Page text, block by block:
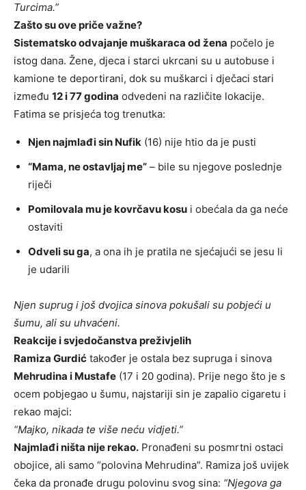
Turcima.”
Zašto su ove priče važne?
Sistematsko odvajanje muškaraca od žena počelo je
istog dana. Žene, djeca i starci ukrcani su u autobuse i
kamione te deportirani, dok su muškarci i dječaci stari
između 12 i 77 godina odvedeni na različite lokacije.
Fatima se prisjeća tog trenutka:
Njen najmlađi sin Nufik (16) nije htio da je pusti
“Mama, ne ostavljaj me” – bile su njegove poslednje
riječi
Pomilovala mu je kovrčavu kosu i obećala da ga neće
ostaviti
Odveli su ga, a ona ih je pratila ne sjećajući se jesu li
je udarili
Njen suprug i još dvojica sinova pokušali su pobjeći u
šumu, ali su uhvaćeni.
Reakcije i svjedočanstva preživjelih
Ramiza Gurdić također je ostala bez supruga i sinova
Mehrudina i Mustafe (17 i 20 godina). Prije nego što je s
ocem pobjegao u šumu, najstariji sin je zapalio cigaretu i
rekao majci:
“Majko, nikada te više neću vidjeti.”
Najmlađi ništa nije rekao. Pronađeni su posmrtni ostaci
obojice, ali samo “polovina Mehrudina”. Ramiza još uvijek
čeka da pronađe drugu polovinu svog sina: “Njegova ga